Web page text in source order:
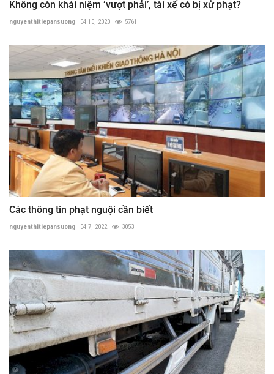
Không còn khái niệm ‘vượt phải’, tài xế có bị xử phạt?
nguyenthitiepansuong 04 10, 2020 5761
Các thông tin phạt nguội cần biết
nguyenthitiepansuong 04 7, 2022 3053